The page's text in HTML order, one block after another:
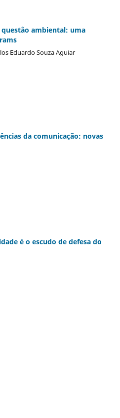
questão ambiental: uma
Eduardo Souza Aguiar
da comunicação: novas
é o escudo de defesa do